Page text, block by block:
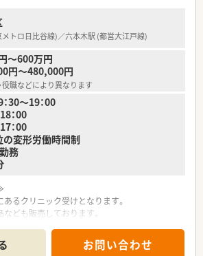
トロ日比谷線)／六本木駅 (都営大江戸線)
～600万円
円～480,000円
職などにより異なります
30～19：00
：00
：00
変形労働時間制
務
るクリニック受けとなります。
ども販売しております。
お問い合わせ